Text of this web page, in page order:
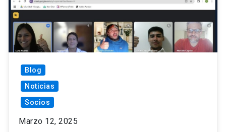
Blog
Noticias
Socios
Marzo 12, 2025